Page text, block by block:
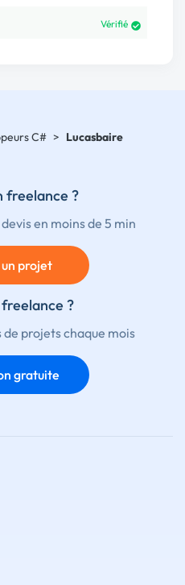
Vérifié
C# > Lucasbaire
freelance ?
en moins de 5 min
projet
?
projets chaque mois
gratuite